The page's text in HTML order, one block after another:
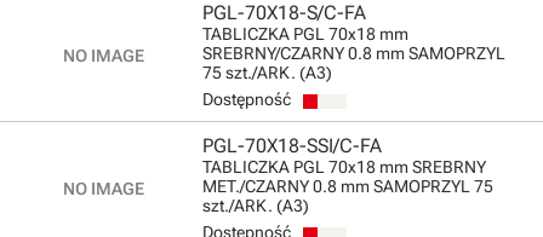
PGL-70X18-S/C-FA
TABLICZKA PGL 70x18 mm
SREBRNY/CZARNY 0.8 mm SAMOPRZYL
75 szt./ARK. (A3)
Dostępność
PGL-70X18-SSI/C-FA
TABLICZKA PGL 70x18 mm SREBRNY
MET./CZARNY 0.8 mm SAMOPRZYL 75
szt./ARK. (A3)
Dostępność